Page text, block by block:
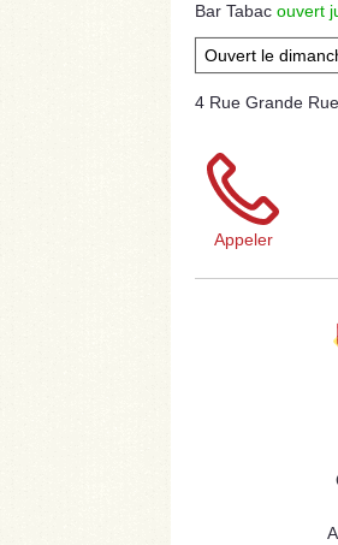
Bar Tabac ouvert
Ouvert le
4 Rue Grande
Appeler